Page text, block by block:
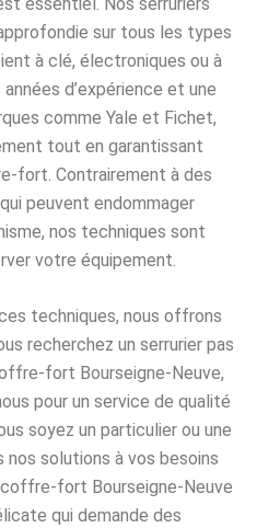
sur tous les types
à clé, électroniques ou à
d’expérience et une
comme Yale et Fichet,
tout en garantissant
fort. Contrairement à des
peuvent endommager
nos techniques sont
votre équipement.
techniques, nous offrons
recherchez un serrurier pas
fort Bourseigne-Neuve,
pour un service de qualité
soyez un particulier ou une
nos solutions à vos besoins
fort Bourseigne-Neuve
qui demande des